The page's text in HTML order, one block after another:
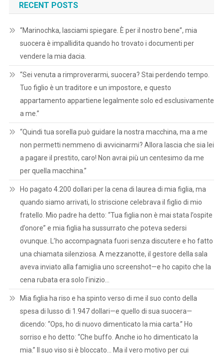
RECENT POSTS
“Marinochka, lasciami spiegare. È per il nostro bene”, mia
suocera è impallidita quando ho trovato i documenti per
vendere la mia dacia.
“Sei venuta a rimproverarmi, suocera? Stai perdendo tempo.
Tuo figlio è un traditore e un impostore, e questo
appartamento appartiene legalmente solo ed esclusivamente
a me.”
“Quindi tua sorella può guidare la nostra macchina, ma a me
non permetti nemmeno di avvicinarmi? Allora lascia che sia lei
a pagare il prestito, caro! Non avrai più un centesimo da me
per quella macchina.”
Ho pagato 4.200 dollari per la cena di laurea di mia figlia, ma
quando siamo arrivati, lo striscione celebrava il figlio di mio
fratello. Mio padre ha detto: “Tua figlia non è mai stata l’ospite
d’onore” e mia figlia ha sussurrato che poteva sedersi
ovunque. L’ho accompagnata fuori senza discutere e ho fatto
una chiamata silenziosa. A mezzanotte, il gestore della sala
aveva inviato alla famiglia uno screenshot—e ho capito che la
cena rubata era solo l’inizio…
Mia figlia ha riso e ha spinto verso di me il suo conto della
spesa di lusso di 1.947 dollari—e quello di sua suocera—
dicendo: “Ops, ho di nuovo dimenticato la mia carta.” Ho
sorriso e ho detto: “Che buffo. Anche io ho dimenticato la
mia.” Il suo viso si è bloccato… Ma il vero motivo per cui